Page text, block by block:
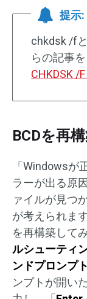
提示:
chkdsk /f
らの記事
CHKDSK /
BCDを再
「Windowsが
ラーが出る原
ァイルが見つ
が考えられま
を再構築して
ルシューティ
ンドプロンプト
ンプトが開い